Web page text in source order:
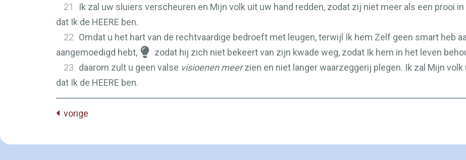
21
Ik zal uw sluiers verscheuren en Mijn volk uit uw hand redden, zodat zij niet meer als een prooi
dat Ik de HEERE ben.
22 Omdat u het hart van de rechtvaardige bedroeft met leugen, terwijl Ik hem Zelf geen smart heb
aangemoedigd hebt,
zodat hij zich niet bekeert van zijn kwade weg, zodat Ik hem in het leven
23 daarom zult u geen valse visioenen meerzien en niet langer waarzeggerij plegen. Ik zal Mijn
dat Ik de HEERE ben.
vorige